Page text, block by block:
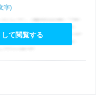
字)
て閲覧する